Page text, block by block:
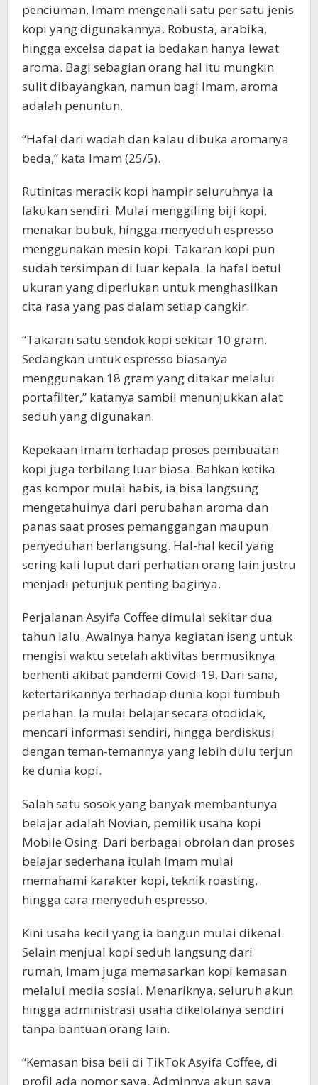
penciuman, Imam mengenali satu per satu jenis
kopi yang digunakannya. Robusta, arabika,
hingga excelsa dapat ia bedakan hanya lewat
aroma. Bagi sebagian orang hal itu mungkin
sulit dibayangkan, namun bagi Imam, aroma
adalah penuntun.
“Hafal dari wadah dan kalau dibuka aromanya
beda,” kata Imam (25/5).
Rutinitas meracik kopi hampir seluruhnya ia
lakukan sendiri. Mulai menggiling biji kopi,
menakar bubuk, hingga menyeduh espresso
menggunakan mesin kopi. Takaran kopi pun
sudah tersimpan di luar kepala. Ia hafal betul
ukuran yang diperlukan untuk menghasilkan
cita rasa yang pas dalam setiap cangkir.
“Takaran satu sendok kopi sekitar 10 gram.
Sedangkan untuk espresso biasanya
menggunakan 18 gram yang ditakar melalui
portafilter,” katanya sambil menunjukkan alat
seduh yang digunakan.
Kepekaan Imam terhadap proses pembuatan
kopi juga terbilang luar biasa. Bahkan ketika
gas kompor mulai habis, ia bisa langsung
mengetahuinya dari perubahan aroma dan
panas saat proses pemanggangan maupun
penyeduhan berlangsung. Hal-hal kecil yang
sering kali luput dari perhatian orang lain justru
menjadi petunjuk penting baginya.
Perjalanan Asyifa Coffee dimulai sekitar dua
tahun lalu. Awalnya hanya kegiatan iseng untuk
mengisi waktu setelah aktivitas bermusiknya
berhenti akibat pandemi Covid-19. Dari sana,
ketertarikannya terhadap dunia kopi tumbuh
perlahan. Ia mulai belajar secara otodidak,
mencari informasi sendiri, hingga berdiskusi
dengan teman-temannya yang lebih dulu terjun
ke dunia kopi.
Salah satu sosok yang banyak membantunya
belajar adalah Novian, pemilik usaha kopi
Mobile Osing. Dari berbagai obrolan dan proses
belajar sederhana itulah Imam mulai
memahami karakter kopi, teknik roasting,
hingga cara menyeduh espresso.
Kini usaha kecil yang ia bangun mulai dikenal.
Selain menjual kopi seduh langsung dari
rumah, Imam juga memasarkan kopi kemasan
melalui media sosial. Menariknya, seluruh akun
hingga administrasi usaha dikelolanya sendiri
tanpa bantuan orang lain.
“Kemasan bisa beli di TikTok Asyifa Coffee, di
profil ada nomor saya. Adminnya akun saya